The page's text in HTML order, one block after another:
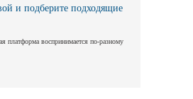
и подберите подходящие
платформа воспринимается по-разному